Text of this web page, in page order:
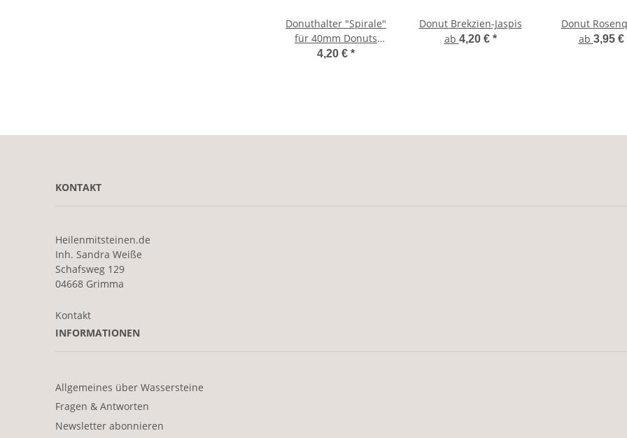
Donuthalter "Spirale"
für 40mm Donuts
versilbert
4,20 € *
Donut Brekzien-Jaspis
ab 4,20 € *
Donut
ab 3,95 €
KONTAKT
Heilenmitsteinen.de
Inh. Sandra Weiße
Schafsweg 129
04668 Grimma
Kontakt
INFORMATIONEN
Allgemeines über Wassersteine
Fragen & Antworten
Newsletter abonnieren